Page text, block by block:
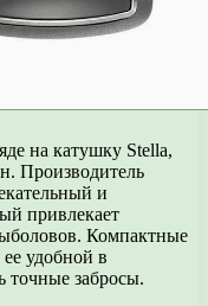
на катушку Stella,
Производитель
и
привлекает
Компактные
удобной в
точные забросы.